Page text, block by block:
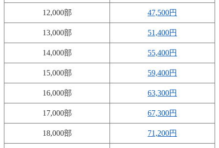
12,000部 47,500円
13,000部 51,400円
14,000部 55,400円
15,000部 59,400円
16,000部 63,300円
17,000部 67,300円
18,000部 71,200円